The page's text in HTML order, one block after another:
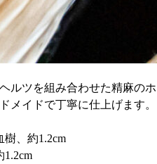
ルツを組み合わせた精麻のホ
メイドで丁寧に仕上げます
樹、約1.2cm
1.2cm